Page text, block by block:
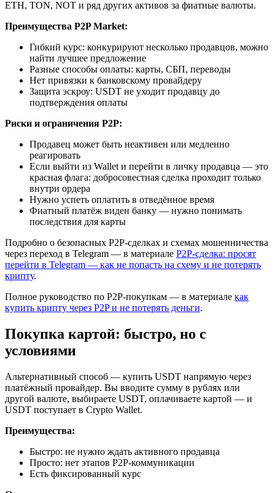
ETH, TON, NOT и ряд других активов за фиатные валюты.
Преимущества P2P Market:
Гибкий курс: конкурируют несколько продавцов, можно
найти лучшее предложение
Разные способы оплаты: карты, СБП, переводы
Нет привязки к банковскому провайдеру
Защита эскроу: USDT не уходит продавцу до
подтверждения оплаты
Риски и ограничения P2P:
Продавец может быть неактивен или медленно
реагировать
Если выйти из Wallet и перейти в личку продавца — это
красная флага: добросовестная сделка проходит только
внутри ордера
Нужно успеть оплатить в отведённое время
Фиатный платёж виден банку — нужно понимать
последствия для карты
Подробно о безопасных P2P-сделках и схемах мошенничества
через переход в Telegram — в материале P2P-сделка: просят
перейти в Telegram — как не попасть на схему и не потерять
крипту.
Полное руководство по P2P-покупкам — в материале как
купить крипту через P2P и не потерять деньги.
Покупка картой: быстро, но с
условиями
Альтернативный способ — купить USDT напрямую через
платёжный провайдер. Вы вводите сумму в рублях или
другой валюте, выбираете USDT, оплачиваете картой — и
USDT поступает в Crypto Wallet.
Преимущества:
Быстро: не нужно ждать активного продавца
Просто: нет этапов P2P-коммуникации
Есть фиксированный курс